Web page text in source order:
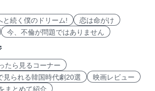
と続く僕のドリーム!
恋は命がけ
今、不倫が問題ではありません
たら見るコーナー
見られる韓国時代劇20選
映画レビュー
まとめて紹介